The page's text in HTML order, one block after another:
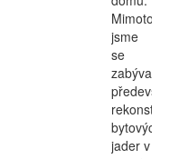
Mimoto
jsme
se
zabývali
bytových
jader v